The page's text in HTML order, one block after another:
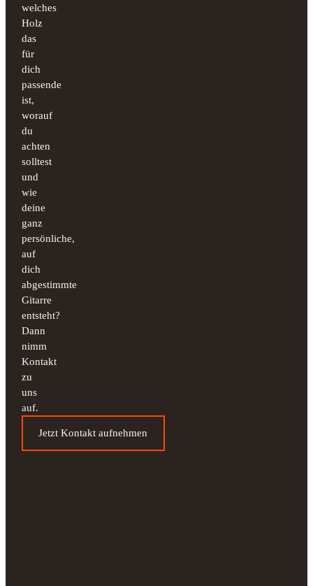
welches
Holz
das
für
dich
passende
ist,
worauf
du
achten
solltest
und
wie
deine
ganz
persönliche,
auf
dich
abgestimmte
Gitarre
entsteht?
Dann
nimm
Kontakt
zu
uns
auf.
Jetzt Kontakt aufnehmen